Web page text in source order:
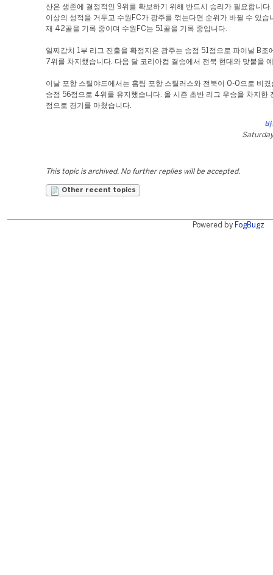
산은 생존에 결정적인 9위를 확보하기 위해 반드시 승리가 필요합니다
이상의 성적을 거두고 수원FC가 광주를 꺾는다면 순위가 바뀔 수 있습
재 42골을 기록 중이며 수원FC는 51골을 기록 중입니다.
일찌감치 1부 리그 진출을 확정지은 광주는 승점 51점으로 파이널 B조
7위를 차지했습니다. 다음 달 코리아컵 결승에서 전북 현대와 맞붙을
이날 포항 스틸야드에서는 홈팀 포항 스틸러스와 전북이 0-0으로 비겼
승점 56점으로 4위를 유지했습니다. 올 시즌 초반 리그 우승을 차지한
점으로 경기를 마쳤습니다.
This topic is archived. No further replies will be accepted.
Other recent topics
Powered by FogBugz